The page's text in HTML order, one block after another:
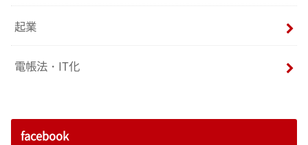
起業
電帳法・IT化
facebook